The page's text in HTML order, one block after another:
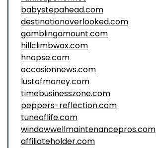
babystepahead.com
destinationoverlooked.com
gamblingamount.com
hillclimbwax.com
hnopse.com
occasionnews.com
lustofmoney.com
timebusinesszone.com
peppers-reflection.com
tuneoflife.com
windowwellmaintenancepros.com
affiliateholder.com